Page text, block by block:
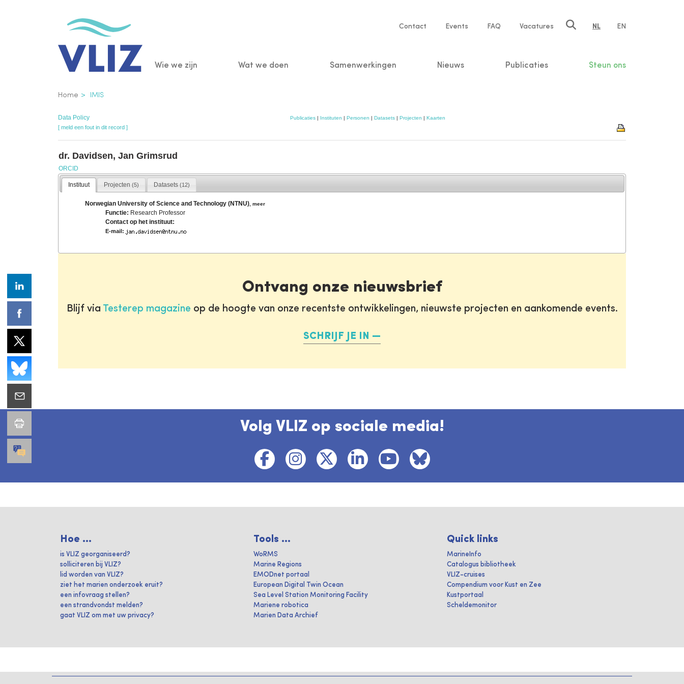
Service
Contact Events FAQ Vacatures NL EN
Main
Wie we zijn Wat we doen Samenwerkingen Nieuws Publicaties Steun ons
Kruimelpad
Home IMIS
Data Policy Publicaties| Instituten | Personen | Datasets| Projecten | Kaarten
[ meld een fout in dit record ]
dr. Davidsen, Jan Grimsrud
ORCID
Instituut Projecten(5) Datasets (12)
Norwegian University of Science and Technology (NTNU) ,meer
Functie: Research Professor
Contact op het instituut:
E-mail:
Ontvang onze nieuwsbrief
Blijf via Testerep magazine op de hoogte van onze recentste ontwikkelingen, nieuwste projecten en aankomende events.
SCHRIJF JE IN
Volg VLIZ op sociale media!
Hoe ...
is VLIZ georganiseerd?
solliciteren bij VLIZ?
lid worden van VLIZ?
ziet het marien onderzoek eruit?
een infovraag stellen?
een strandvondst melden?
gaat VLIZ om met uw privacy?
Tools ...
WoRMS
Marine Regions
EMODnet portaal
European Digital Twin Ocean
Sea Level Station Monitoring Facility
Mariene robotica
Marien Data Archief
Quick links
MarineInfo
Catalogus bibliotheek
VLIZ-cruises
Compendium voor Kust en Zee
Kustportaal
Scheldemonitor